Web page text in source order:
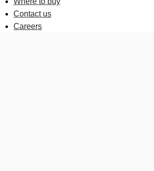
Contact us
Careers